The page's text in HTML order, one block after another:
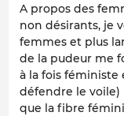
A propos des
non désirants, je
femmes et plus
de la pudeur me
à la fois féministe
défendre le voile)
que la fibre